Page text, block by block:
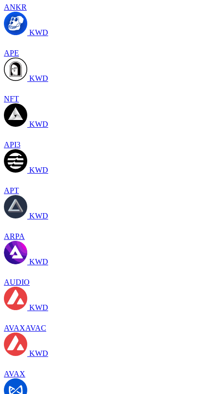
ANKR
KWD
APE
KWD
NFT
KWD
API3
KWD
APT
KWD
ARPA
KWD
AUDIO
KWD
AVAXAVAC
KWD
AVAX